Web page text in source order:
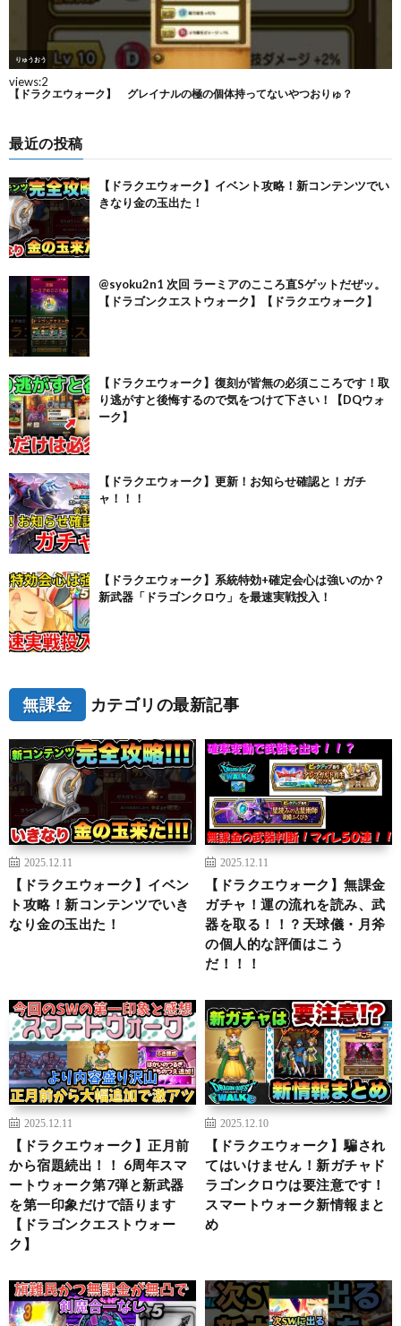
最近の投稿
【ドラクエウォーク】イベント攻略！新コンテンツでい
きなり金の玉出た！
@syoku2n1 次回 ラーミアのこころ直Sゲットだぜッ。
【ドラゴンクエストウォーク】【ドラクエウォーク】
【ドラクエウォーク】復刻が皆無の必須こころです！取
り逃がすと後悔するので気をつけて下さい！【DQウォ
ーク】
【ドラクエウォーク】更新！お知らせ確認と！ガチ
ャ！！！
【ドラクエウォーク】系統特効+確定会心は強いのか？
新武器「ドラゴンクロウ」を最速実戦投入！
無課金 カテゴリの最新記事
2025.12.11
【ドラクエウォーク】イベン
ト攻略！新コンテンツでいき
なり金の玉出た！
2025.12.11
【ドラクエウォーク】無課金
ガチャ！運の流れを読み、武
器を取る！！？天球儀・月斧
の個人的な評価はこう
だ！！！
2025.12.11
【ドラクエウォーク】正月前
から宿題続出！！ 6周年スマ
ートウォーク第7弾と新武器
を第一印象だけで語ります
【ドラゴンクエストウォー
ク】
2025.12.10
【ドラクエウォーク】騙され
てはいけません！新ガチャド
ラゴンクロウは要注意です！
スマートウォーク新情報まと
め